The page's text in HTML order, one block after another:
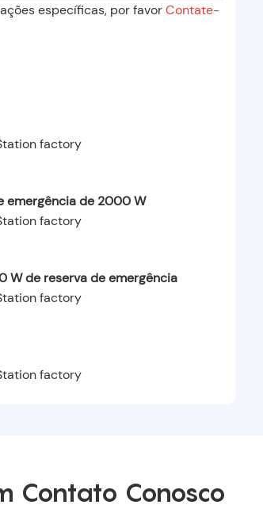
específicas, por favorContate-
emergência de 2000 W
W de reserva de emergência
Contato Conosco